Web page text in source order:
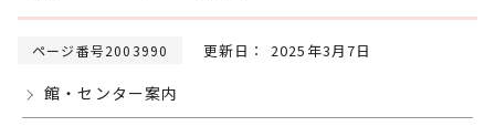
ページ番号2003990 更新日： 2025年3月7日
館・センター案内